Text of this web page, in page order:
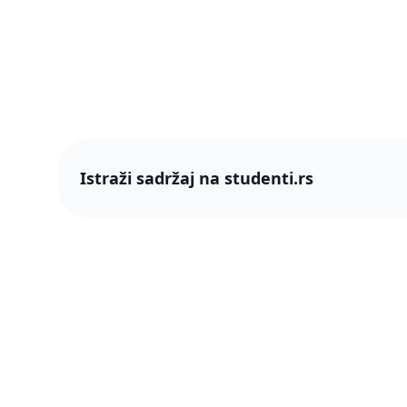
Istraži sadržaj na studenti.rs